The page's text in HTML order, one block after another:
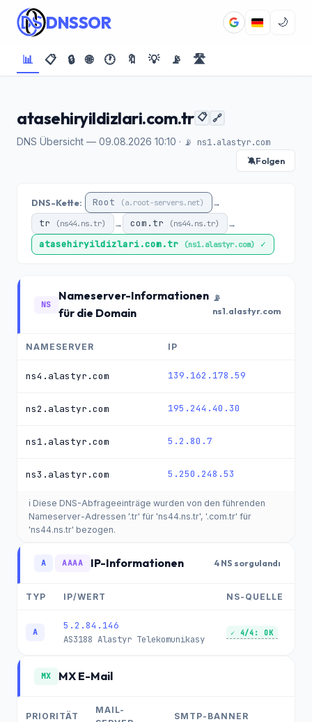
DNSSOR 🌙
📊 📋 🔒 🌐 🕐 🔖 💡 📡 🛣️
atasehiryildizlari.com.tr 📋 🔗
DNS Übersicht — 09.08.2026 10:10 · 📡 ns1.alastyr.com
🔕Folgen
DNS-Kette: Root (a.root-servers.net) →
tr (ns44.ns.tr) → com.tr (ns44.ns.tr) →
atasehiryildizlari.com.tr (ns1.alastyr.com) ✓
NS
Nameserver-Informationen
für die Domain
📡
ns1.alastyr.com
NAMESERVER IP
ns4.alastyr.com 139.162.178.59
ns2.alastyr.com 195.244.40.30
ns1.alastyr.com 5.2.80.7
ns3.alastyr.com 5.250.248.53
ℹ️ Diese DNS-Abfrageeinträge wurden von den führenden
Nameserver-Adressen '.tr' für 'ns44.ns.tr', '.com.tr' für
'ns44.ns.tr' bezogen.
A AAAA IP-Informationen 4 NS sorgulandı
TYP IP/WERT NS-QUELLE
A
5.2.84.146
AS3188 Alastyr Telekomunikasy
✓ 4/4: OK
MX MX E-Mail
PRIORITÄT
MAIL-
SMTP-BANNER